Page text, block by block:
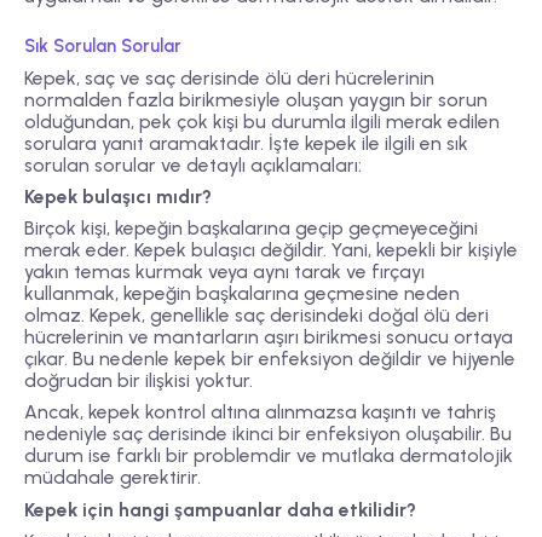
Sık Sorulan Sorular
Kepek, saç ve saç derisinde ölü deri hücrelerinin
normalden fazla birikmesiyle oluşan yaygın bir sorun
olduğundan, pek çok kişi bu durumla ilgili merak edilen
sorulara yanıt aramaktadır. İşte kepek ile ilgili en sık
sorulan sorular ve detaylı açıklamaları:
Kepek bulaşıcı mıdır?
Birçok kişi, kepeğin başkalarına geçip geçmeyeceğini
merak eder. Kepek bulaşıcı değildir. Yani, kepekli bir kişiyle
yakın temas kurmak veya aynı tarak ve fırçayı
kullanmak, kepeğin başkalarına geçmesine neden
olmaz. Kepek, genellikle saç derisindeki doğal ölü deri
hücrelerinin ve mantarların aşırı birikmesi sonucu ortaya
çıkar. Bu nedenle kepek bir enfeksiyon değildir ve hijyenle
doğrudan bir ilişkisi yoktur.
Ancak, kepek kontrol altına alınmazsa kaşıntı ve tahriş
nedeniyle saç derisinde ikinci bir enfeksiyon oluşabilir. Bu
durum ise farklı bir problemdir ve mutlaka dermatolojik
müdahale gerektirir.
Kepek için hangi şampuanlar daha etkilidir?